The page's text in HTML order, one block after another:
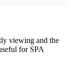
viewing and the
for SPA